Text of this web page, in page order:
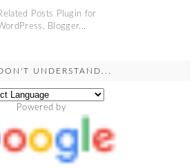
UNDERSTAND...
Powered by